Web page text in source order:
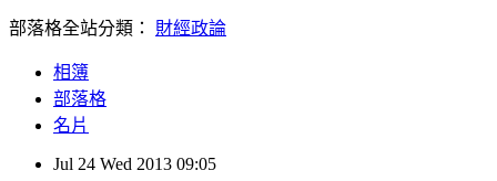
部落格全站分類： 財經政論
相簿
部落格
名片
Jul 24 Wed 2013 09:05